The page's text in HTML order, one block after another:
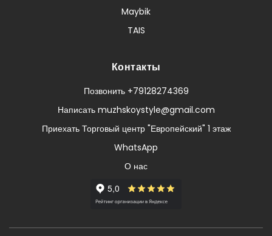
Maybik
TAIS
Контакты
Позвонить +79128274369
Написать muzhskoystyle@gmail.com
Приехать Торговый центр "Европейский" 1 этаж
WhatsApp
О нас